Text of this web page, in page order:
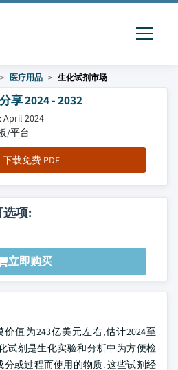
医疗用品 生化试剂市场
享 2024 - 2032
2024
/平台
下载免费 PDF
项:
立即购买
值为243亿美元左右,估计2024至
化试剂是生化实验和分析中为方便检
或过程而使用的物质. 这些试剂经